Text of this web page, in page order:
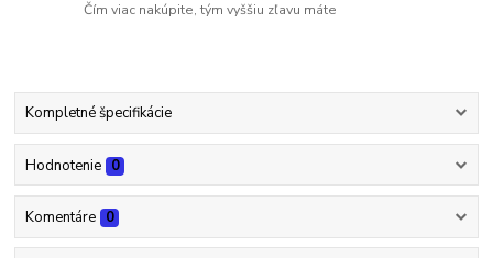
Čím viac nakúpite, tým vyššiu zľavu máte
Kompletné špecifikácie
Hodnotenie 0
Komentáre 0